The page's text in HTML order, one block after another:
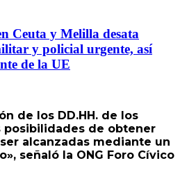
Ceuta y Melilla desata
y policial urgente, así
de la UE
de los DD.HH. de los
posibilidades de obtener
alcanzadas mediante un
señaló la ONG Foro Cívico